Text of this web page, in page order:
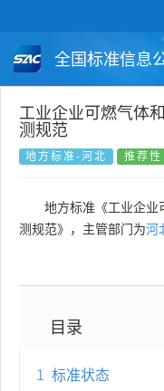
全国标准信息
国家标准
团体标准
国外标准
工业企业可燃气体
测规范
地方标准-河北 推荐性
地方标准《工业企业
测规范》，主管部门为河
目录
1 标准状态